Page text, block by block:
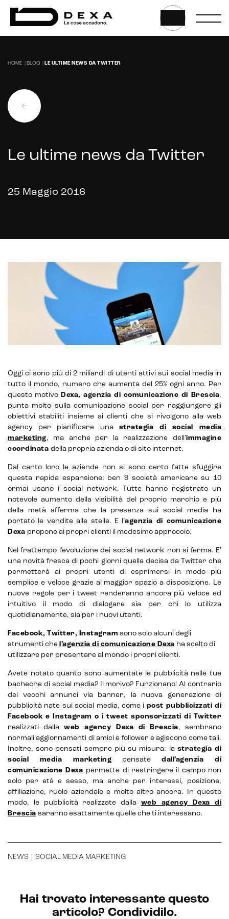
Web, App & Digital solution
Website
UX/UI Design
Gestione hosting e manutenzione di siti web
E-commerce solutions
E-commerce store
Marketplace for selling
E-commerce management
Marketplace integration
Payment gateway integration
Customer service management
CRM & email marketing
HOME BLOG LE ULTIME NEWS DA TWITTER
Le ultime news da Twitter
25 Maggio 2016
Oggi ci sono più di 2 miliardi di utenti attivi sui social media in
tutto il mondo, numero che aumenta del 25% ogni anno. Per
questo motivo Dexa, agenzia di comunicazione di Brescia,
punta molto sulla comunicazione social per raggiungere gli
obiettivi stabiliti insieme ai clienti che si rivolgono alla web
agency per pianificare una strategia di social media
marketing, ma anche per la realizzazione dell’immagine
coordinata della propria azienda o di sito internet.
Dal canto loro le aziende non si sono certo fatte sfuggire
questa rapida espansione: ben 9 società americane su 10
ormai usano i social network. Tutte hanno registrato un
notevole aumento della visibilità del proprio marchio e più
della metà afferma che la presenza sui social media ha
portato le vendite alle stelle. E l’agenzia di comunicazione
Dexa propone ai propri clienti il medesimo approccio.
Nel frattempo l’evoluzione dei social network non si ferma. E’
una novità fresca di pochi giorni quella decisa da Twitter che
permetterà ai propri utenti di esprimersi in modo più
semplice e veloce grazie al maggior spazio a disposizione. Le
nuove regole per i tweet renderanno ancora più veloce ed
intuitivo il modo di dialogare sia per chi lo utilizza
quotidianamente, sia per i nuovi utenti.
Facebook, Twitter, Instagram sono solo alcuni degli
strumenti che l’agenzia di comunicazione Dexa ha scelto di
utilizzare per presentare al mondo i propri clienti.
Avete notato quanto sono aumentate le pubblicità nelle tue
bacheche di social media? Il morivo? Funzionano! Al contrario
dei vecchi annunci via banner, la nuova generazione di
pubblicità nate sui social media, come i post pubblicizzati di
Facebook e Instagram o i tweet sponsorizzati di Twitter
realizzati dallaweb agency Dexa di Brescia, sembrano
normali aggiornamenti di amici e follower e agiscono come tali.
Inoltre, sono pensati sempre più su misura: la strategia di
social media marketing pensatedall’agenzia di
comunicazione Dexa permette di restringere il campo non
solo per età e sesso, ma anche per interessi, posizione,
affiliazione, ruolo aziendale e molto altro ancora. In questo
modo, le pubblicità realizzate dalla web agency Dexa di
Brescia saranno esattamente quelle che ti interessano.
NEWS SOCIAL MEDIA MARKETING
Hai trovato interessante questo
articolo? Condividilo.